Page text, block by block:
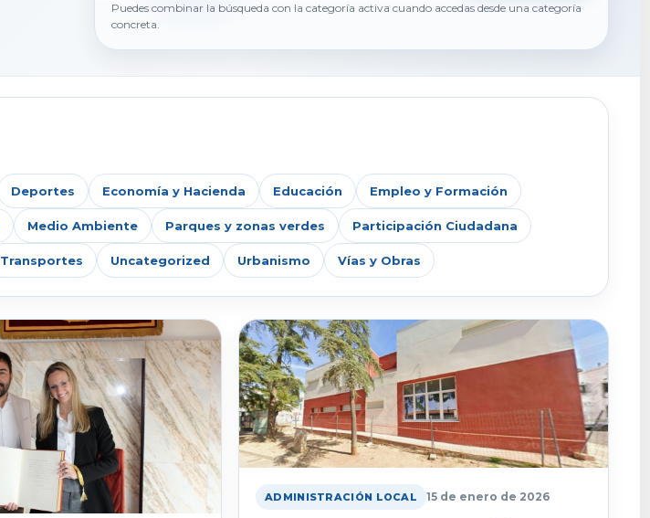
Puedes combinar la búsqueda con la categoría activa cuando accedas desde una categoría
concreta.
Deportes Economía y Hacienda Educación Empleo y Formación
Medio Ambiente Parques y zonas verdes Participación Ciudadana
Transportes Uncategorized Urbanismo Vías y Obras
ADMINISTRACIÓN LOCAL 15 de enero de 2026